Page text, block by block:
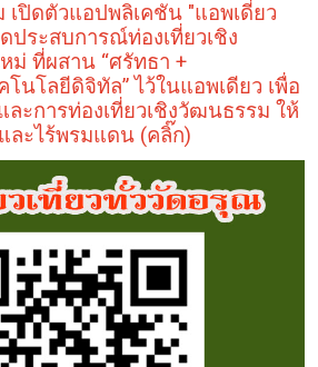
เปิดตัวแอปพลิเคชัน "แอพเดี่ยว
ประสบการณ์ท่องเที่ยวเชิง
ที่ผสาน “ศรัทธา +
โนโลยีดิจิทัล” ไว้ในแอพเดียว เพื่อ
ละการท่องเที่ยวเชิงวัฒนธรรม ให้
ละไร้พรมแดน (คลิ๊ก)